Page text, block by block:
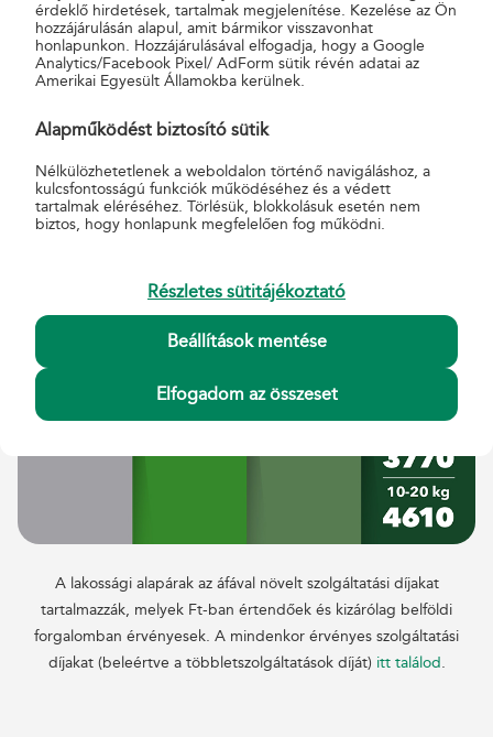
ÁRAK
lakossági ügyfelek részére
A lakossági alapárak az áfával növelt szolgáltatási díjakat
tartalmazzák, melyek Ft-ban értendőek és kizárólag belföldi
forgalomban érvényesek. A mindenkor érvényes szolgáltatási
díjakat (beleértve a többletszolgáltatások díját) itt találod.
érdeklő hirdetések, tartalmak megjelenítése. Kezelése az Ön
hozzájárulásán alapul, amit bármikor visszavonhat
honlapunkon. Hozzájárulásával elfogadja, hogy a Google
Analytics/Facebook Pixel/ AdForm sütik révén adatai az
Amerikai Egyesült Államokba kerülnek.
Alapműködést biztosító sütik
Nélkülözhetetlenek a weboldalon történő navigáláshoz, a
kulcsfontosságú funkciók működéséhez és a védett
tartalmak eléréséhez. Törlésük, blokkolásuk esetén nem
biztos, hogy honlapunk megfelelően fog működni.
Részletes sütitájékoztató
Beállítások mentése
Elfogadom az összeset